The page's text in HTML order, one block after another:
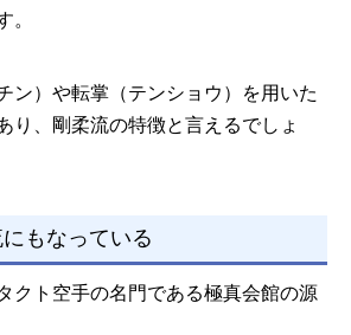
。
ン）や転掌（テンショウ）を用いた
り、剛柔流の特徴と言えるでしょ
もなっている
クト空手の名門である極真会館の源